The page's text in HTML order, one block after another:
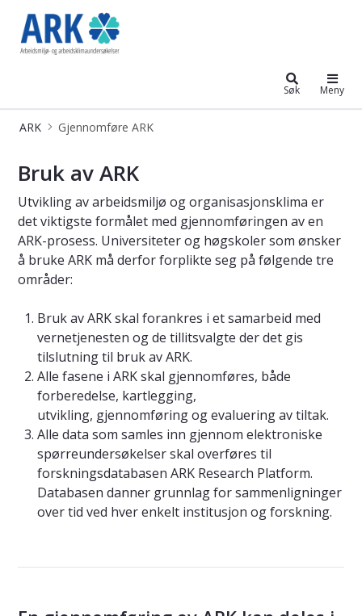
Søk Meny
ARK Gjennomføre ARK
Bruk av ARK
Utvikling av arbeidsmiljø og organisasjonsklima er
det viktigste formålet med gjennomføringen av en
ARK-prosess. Universiteter og høgskoler som ønsker
å bruke ARK må derfor forplikte seg på følgende tre
områder:
Bruk av ARK skal forankres i et samarbeid med
vernetjenesten og de tillitsvalgte der det gis
tilslutning til bruk av ARK.
Alle fasene i ARK skal gjennomføres, både
forberedelse, kartlegging,
utvikling, gjennomføring og evaluering av tiltak.
Alle data som samles inn gjennom elektroniske
spørreundersøkelser skal overføres til
forskningsdatabasen ARK Research Platform.
Databasen danner grunnlag for sammenligninger
over tid ved hver enkelt institusjon og forskning.